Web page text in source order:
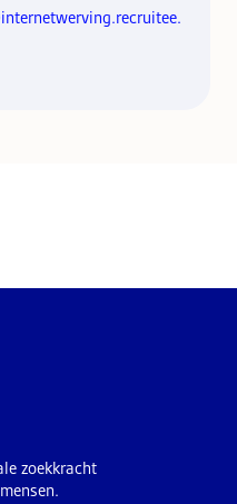
zoekkracht